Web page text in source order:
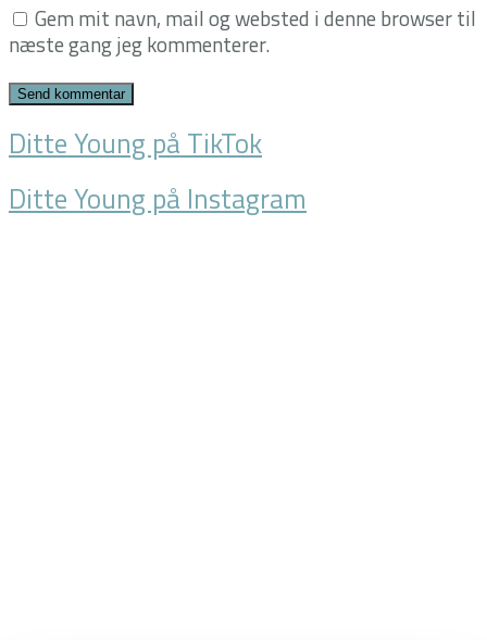
Gem mit navn, mail og websted i denne browser til
næste gang jeg kommenterer.
Ditte Young på TikTok
Ditte Young på Instagram